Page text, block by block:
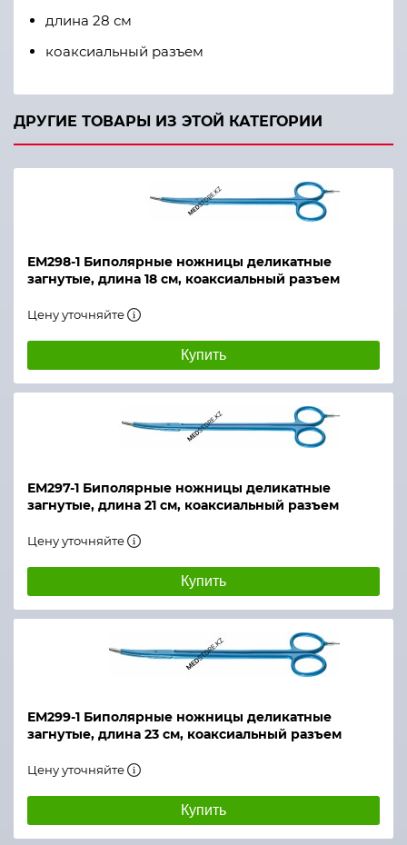
длина 28 см
коаксиальный разъем
ДРУГИЕ ТОВАРЫ ИЗ ЭТОЙ КАТЕГОРИИ
ЕМ298-1 Биполярные ножницы деликатные
загнутые, длина 18 см, коаксиальный разъем
Цену уточняйте
Купить
ЕМ297-1 Биполярные ножницы деликатные
загнутые, длина 21 см, коаксиальный разъем
Цену уточняйте
Купить
ЕМ299-1 Биполярные ножницы деликатные
загнутые, длина 23 см, коаксиальный разъем
Цену уточняйте
Купить